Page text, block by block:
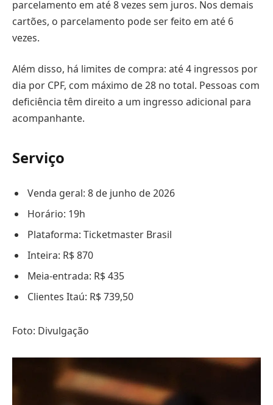
parcelamento em até 8 vezes sem juros. Nos demais
cartões, o parcelamento pode ser feito em até 6
vezes.
Além disso, há limites de compra: até 4 ingressos por
dia por CPF, com máximo de 28 no total. Pessoas com
deficiência têm direito a um ingresso adicional para
acompanhante.
Serviço
Venda geral: 8 de junho de 2026
Horário: 19h
Plataforma: Ticketmaster Brasil
Inteira: R$ 870
Meia-entrada: R$ 435
Clientes Itaú: R$ 739,50
Foto: Divulgação